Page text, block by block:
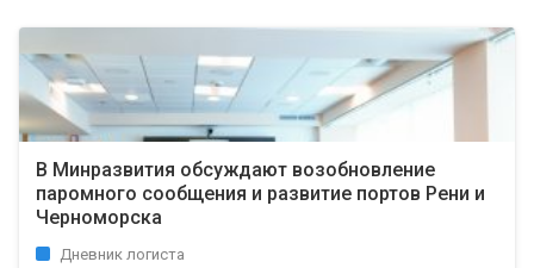
В Минразвития обсуждают возобновление
паромного сообщения и развитие портов Рени и
Черноморска
Дневник логиста